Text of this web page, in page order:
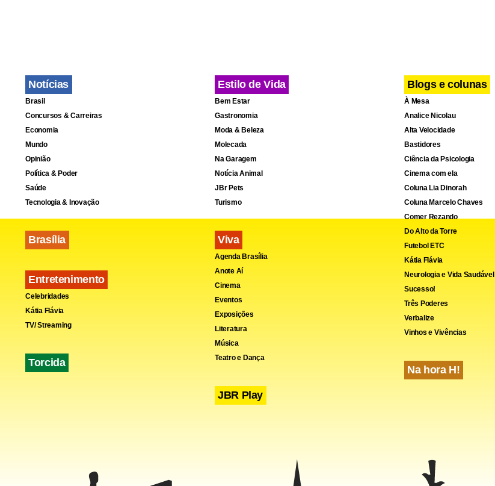
Facebook Telegram
Share
Notícias
Brasil
Concursos & Carreiras
Economia
Mundo
Opinião
Política & Poder
Saúde
Tecnologia & Inovação
Brasília
Entretenimento
Celebridades
Kátia Flávia
TV/ Streaming
Torcida
Estilo de Vida
Bem Estar
Gastronomia
Moda & Beleza
Molecada
Na Garagem
Notícia Animal
JBr Pets
Turismo
Viva
Agenda Brasília
Anote Aí
Cinema
Eventos
Exposições
Literatura
Música
Teatro e Dança
JBR Play
Blogs e colunas
À Mesa
Analice Nicolau
Alta Velocidade
Bastidores
Ciência da Psicologia
Cinema com ela
Coluna Lia Dinorah
Coluna Marcelo Chaves
Comer Rezando
Do Alto da Torre
Futebol ETC
Kátia Flávia
Neurologia e Vida Saudável
Sucesso!
Três Poderes
Verbalize
Vinhos e Vivências
Na hora H!